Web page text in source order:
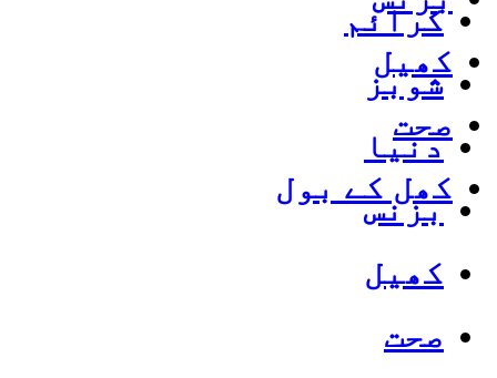
کرائم
شوبز
دنیا
بزنس
کھیل
صحت
کھیل
صحت
کھل کے بول